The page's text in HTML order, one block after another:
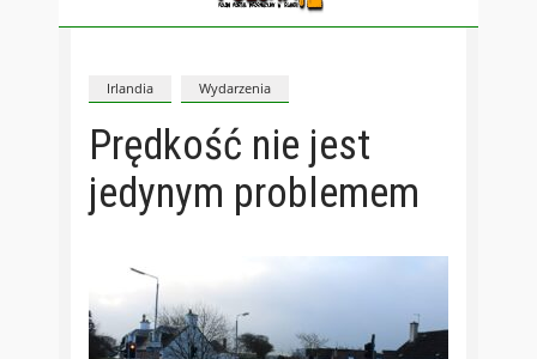
Irlandia Wydarzenia
Prędkość nie jest
jedynym problemem